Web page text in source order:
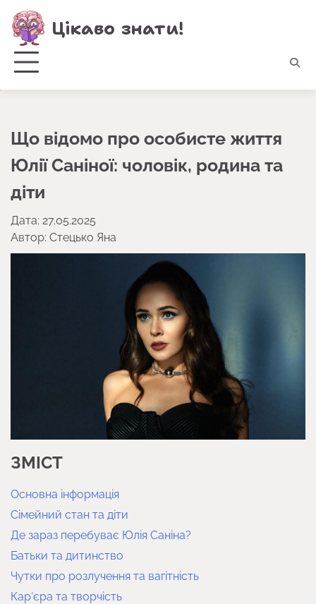
Перейти
до
вмісту
Цікаво знати!
Що відомо про особисте життя
Юлії Саніної: чоловік, родина та
діти
Дата: 27.05.2025
Автор: Стецько Яна
ЗМІСТ
Основна інформація
Сімейний стан та діти
Де зараз перебуває Юлія Саніна?
Батьки та дитинство
Чутки про розлучення та вагітність
Кар’єра та творчість